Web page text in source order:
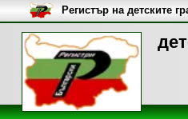
Регистър на детските